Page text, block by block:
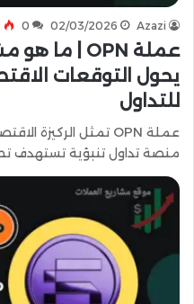
Azazi
02/03/2026
0
يحول التوقعات
للتداول
منصة تداول تنبؤية تستهدف